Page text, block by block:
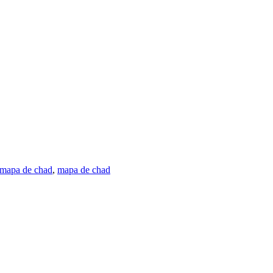
de chad, mapa de chad